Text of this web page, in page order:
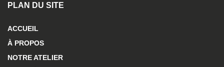
PLAN DU SITE
ACCUEIL
À PROPOS
NOTRE ATELIER